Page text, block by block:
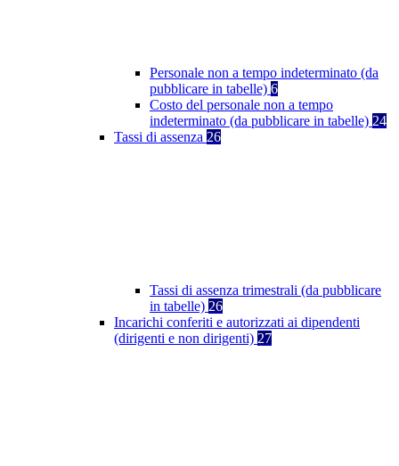
Personale non a tempo indeterminato (da
pubblicare in tabelle) 6
Costo del personale non a tempo
indeterminato (da pubblicare in tabelle) 24
Tassi di assenza 26
Tassi di assenza trimestrali (da pubblicare
in tabelle) 26
Incarichi conferiti e autorizzati ai dipendenti
(dirigenti e non dirigenti) 27